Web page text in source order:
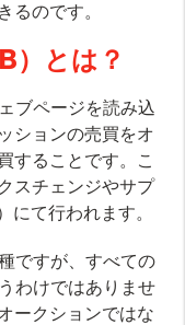
るのです。
）とは？
ブページを読み込
ションの売買をオ
することです。こ
スチェンジやサプ
て行われます。
ですが、すべての
わけではありませ
ークションではな